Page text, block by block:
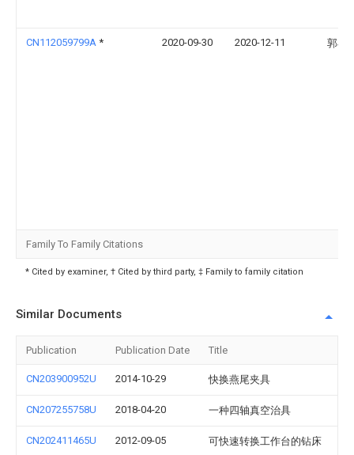
CN112059799A * 2020-09-30 2020-12-11 郭小
Family To Family Citations
* Cited by examiner, † Cited by third party, ‡ Family to family citation
Similar Documents
Publication Publication Date Title
CN203900952U 2014-10-29 快换燕尾夹具
CN207255758U 2018-04-20 一种四轴真空治具
CN202411465U 2012-09-05 可快速转换工作台的钻床